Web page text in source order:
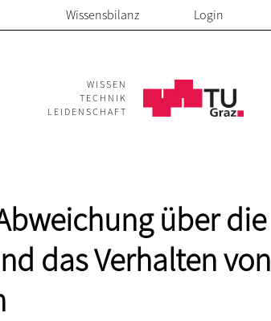
Wissensbilanz Login
WISSEN
TECHNIK
LEIDENSCHAFT
über die
das Verhalten von